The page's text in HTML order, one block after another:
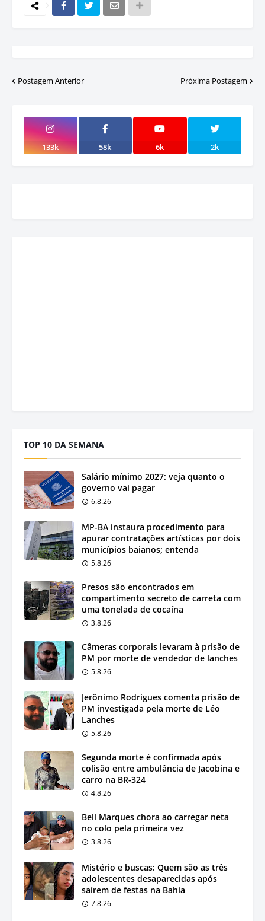
Postagem Anterior Próxima Postagem
133k 58k 6k 2k
TOP 10 DA SEMANA
Salário mínimo 2027: veja quanto o
governo vai pagar
6.8.26
MP-BA instaura procedimento para
apurar contratações artísticas por dois
municípios baianos; entenda
5.8.26
Presos são encontrados em
compartimento secreto de carreta com
uma tonelada de cocaína
3.8.26
Câmeras corporais levaram à prisão de
PM por morte de vendedor de lanches
5.8.26
Jerônimo Rodrigues comenta prisão de
PM investigada pela morte de Léo
Lanches
5.8.26
Segunda morte é confirmada após
colisão entre ambulância de Jacobina e
carro na BR-324
4.8.26
Bell Marques chora ao carregar neta
no colo pela primeira vez
3.8.26
Mistério e buscas: Quem são as três
adolescentes desaparecidas após
saírem de festas na Bahia
7.8.26